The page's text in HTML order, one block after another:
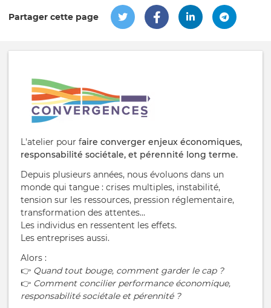
Partager cette page
L'atelier pour faire converger enjeux économiques,
responsabilité sociétale, et pérennité long terme.
Depuis plusieurs années, nous évoluons dans un
monde qui tangue : crises multiples, instabilité,
tension sur les ressources, pression réglementaire,
transformation des attentes…
Les individus en ressentent les effets.
Les entreprises aussi.
Alors :
👉 Quand tout bouge, comment garder le cap ?
👉 Comment concilier performance économique,
responsabilité sociétale et pérennité ?